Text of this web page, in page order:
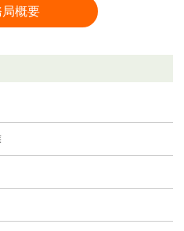
概要